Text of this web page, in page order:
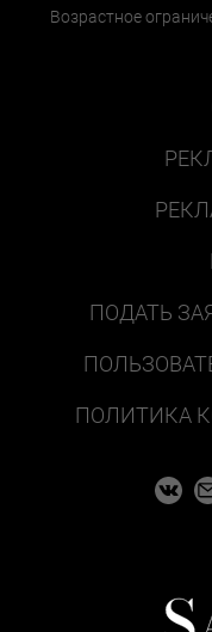
Возрастное
ПОДАТЬ
ПОЛИТИКА